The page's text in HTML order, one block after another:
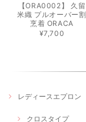
【ORA0002】 久留
米織 プルオーバー割
烹着 ORACA
¥7,700
レディースエプロン
クロスタイプ